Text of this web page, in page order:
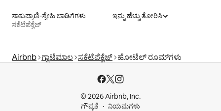
ಸಾಕುಪ್ರಾಣಿ-ಸ್ನೇಹಿ ಬಾಡಿಗೆಗಳು
ಸಕೆಟೆಪೆಕ್ವೆಜ್
ಇನ್ನು ಹೆಚ್ಚು ತೋರಿಸಿ
Airbnb ಗ್ವಾಟೆಮಾಲ ಸಕೆಟೆಪೆಕ್ವೆಜ್ ಹೋಟೆಲ್ ರೂಮ್‌ಗಳು
© 2026 Airbnb, Inc.
ಗೌಪ್ಯತೆ
ನಿಯಮಗಳು